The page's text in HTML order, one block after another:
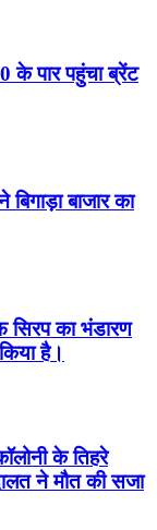
पार पहुंचा ब्रेंट
बाजार का
का भंडारण
है।
के तिहरे
ने मौत की सजा